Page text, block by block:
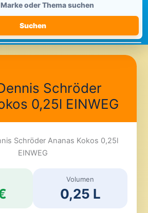
Suchen
Schröder
0,25l EINWEG
Volumen
0,25 L